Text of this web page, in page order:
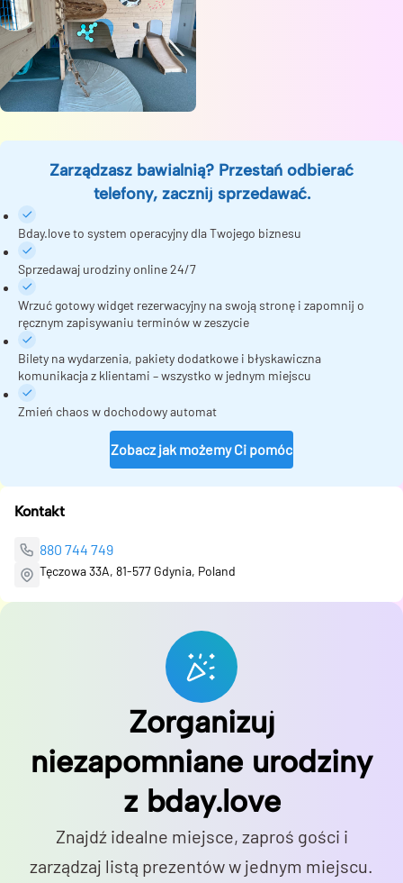
Zarządzasz bawialnią? Przestań odbierać
telefony, zacznij sprzedawać.
Bday.love to system operacyjny dla Twojego biznesu
Sprzedawaj urodziny online 24/7
Wrzuć gotowy widget rezerwacyjny na swoją stronę i zapomnij o
ręcznym zapisywaniu terminów w zeszycie
Bilety na wydarzenia, pakiety dodatkowe i błyskawiczna
komunikacja z klientami – wszystko w jednym miejscu
Zmień chaos w dochodowy automat
Zobacz jak możemy Ci pomóc
Kontakt
880 744 749
Tęczowa 33A, 81-577 Gdynia, Poland
Zorganizuj
niezapomniane urodziny
z bday.love
Znajdź idealne miejsce, zaproś gości i
zarządzaj listą prezentów w jednym miejscu.